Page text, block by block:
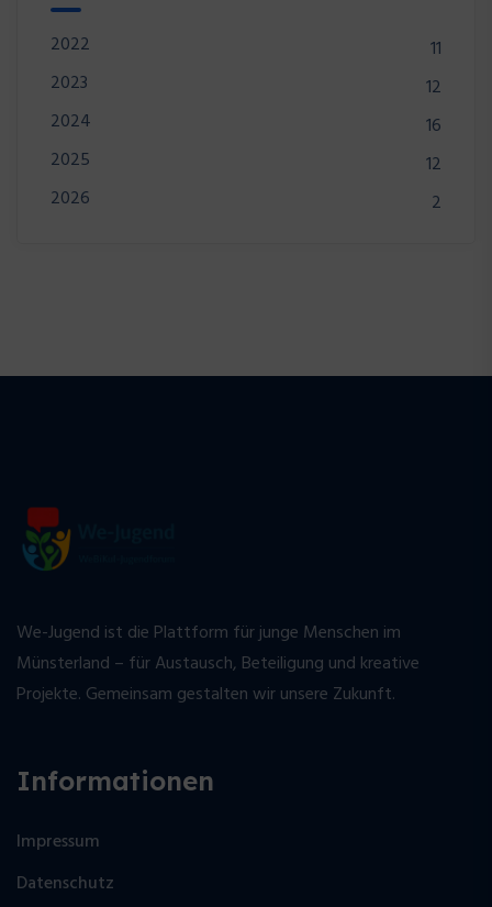
2022
11
2023
12
2024
16
2025
12
2026
2
We-Jugend ist die Plattform für junge Menschen im
Münsterland – für Austausch, Beteiligung und kreative
Projekte. Gemeinsam gestalten wir unsere Zukunft.
Informationen
Impressum
Datenschutz